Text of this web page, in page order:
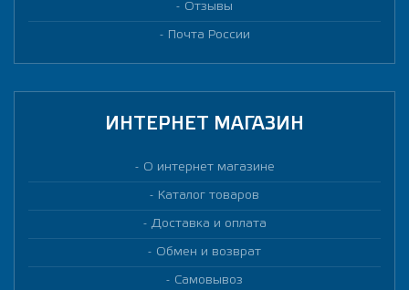
Отзывы
Почта России
ИНТЕРНЕТ МАГАЗИН
О интернет магазине
Каталог товаров
Доставка и оплата
Обмен и возврат
Самовывоз